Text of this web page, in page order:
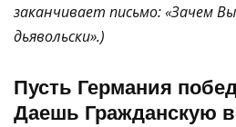
заканчивает письмо: «Зачем
дьявольски».)
Пусть Германия
Даешь Гражданскую